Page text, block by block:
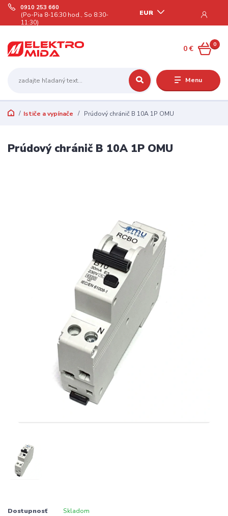
Menu
EUR
0910 253 660
(Po-Pia 8-16:30 hod., So 8:30-
11:30)
0
0 €
Ističe a vypínače Prúdový chránič B 10A 1P OMU
Prúdový chránič B 10A 1P OMU
Dostupnosť Skladom